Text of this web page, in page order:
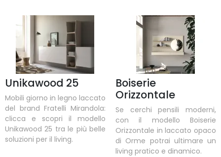
Unikawood 25
Mobili giorno in legno laccato
del brand Fratelli Mirandola:
clicca e scopri il modello
Unikawood 25 tra le più belle
soluzioni per il living.
Boiserie
Orizzontale
Se cerchi pensili moderni,
con il modello Boiserie
Orizzontale in laccato opaco
di Orme potrai ultimare un
living pratico e dinamico.